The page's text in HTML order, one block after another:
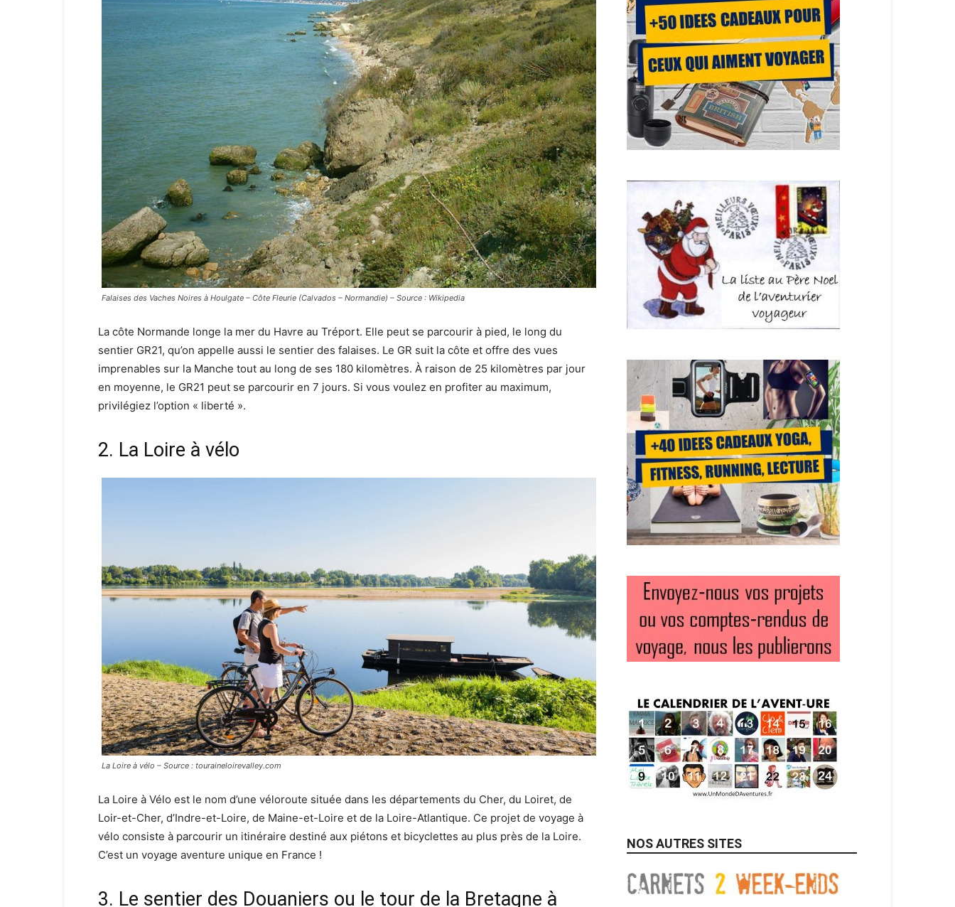
Falaises des Vaches Noires à Houlgate – Côte Fleurie (Calvados – Normandie) – Source : Wikipedia
La côte Normande longe la mer du Havre au Tréport. Elle peut se parcourir à pied, le long du
sentier GR21, qu’on appelle aussi le sentier des falaises. Le GR suit la côte et offre des vues
imprenables sur la Manche tout au long de ses 180 kilomètres. À raison de 25 kilomètres par jour
en moyenne, le GR21 peut se parcourir en 7 jours. Si vous voulez en profiter au maximum,
privilégiez l’option « liberté ».
2. La Loire à vélo
La Loire à vélo – Source : touraineloirevalley.com
La Loire à Vélo est le nom d’une véloroute située dans les départements du Cher, du Loiret, de
Loir-et-Cher, d’Indre-et-Loire, de Maine-et-Loire et de la Loire-Atlantique. Ce projet de voyage à
vélo consiste à parcourir un itinéraire destiné aux piétons et bicyclettes au plus près de la Loire.
C’est un voyage aventure unique en France !
3. Le sentier des Douaniers ou le tour de la Bretagne à
NOS AUTRES SITES